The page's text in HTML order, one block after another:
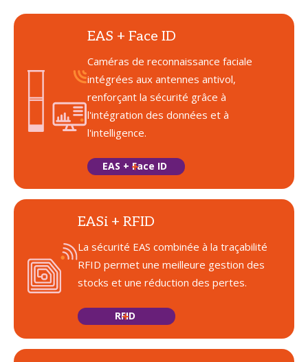
EAS + Face ID
Caméras de reconnaissance faciale
intégrées aux antennes antivol,
renforçant la sécurité grâce à
l'intégration des données et à
l'intelligence.
EAS + Face ID
EASi + RFID
La sécurité EAS combinée à la traçabilité
RFID permet une meilleure gestion des
stocks et une réduction des pertes.
RFID